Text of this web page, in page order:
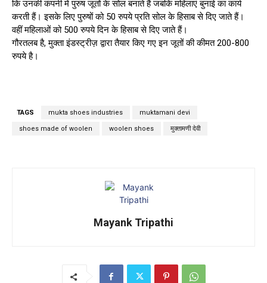
कि उनकी कंपनी में पुरुष जूतों के सोल बनाते हैं जबकि महिलाएं बुनाई का कार्य
करती हैं। इसके लिए पुरुषों को 50 रुपये प्रति सोल के हिसाब से दिए जाते हैं।
वहीं महिलाओं को 500 रुपये दिन के हिसाब से दिए जाते हैं।
गौरतलब है, मुक्ता इंडस्ट्रीज़ द्वारा तैयार किए गए इन जूतों की कीमत 200-800
रुपये है।
TAGS mukta shoes industries muktamani devi
shoes made of woolen woolen shoes मुक्तामणी देवी
Mayank Tripathi